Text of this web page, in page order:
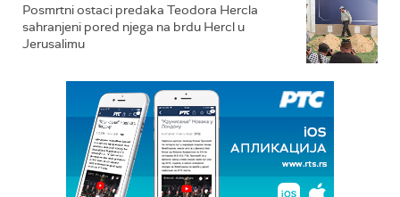
Posmrtni ostaci predaka Teodora Hercla
sahranjeni pored njega na brdu Hercl u
Jerusalimu